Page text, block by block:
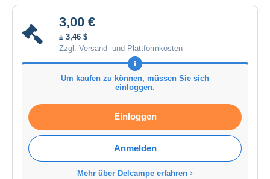
3,00 €
± 3,46 $
Zzgl. Versand- und Plattformkosten
Um kaufen zu können, müssen Sie sich
einloggen.
Einloggen
Anmelden
Mehr über Delcampe erfahren